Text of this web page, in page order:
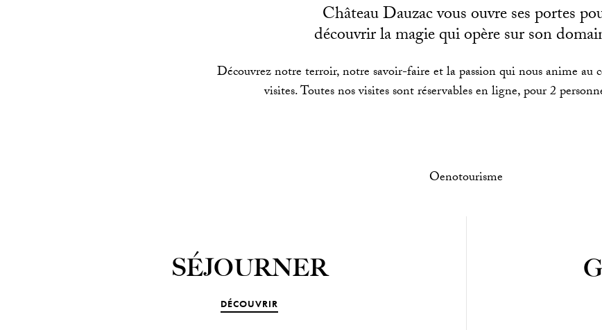
Château Dauzac vous ouvre ses portes
découvrir la magie qui opère sur son
Découvrez notre terroir, notre savoir-faire et la passion qui nous anime au
visites. Toutes nos visites sont réservables en ligne, pour 2
Oenotourisme
SÉJOURNER
DÉCOUVRIR